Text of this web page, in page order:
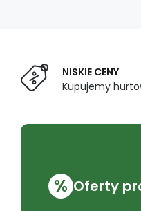
NISKIE CENY
Kupujemy
% Oferty